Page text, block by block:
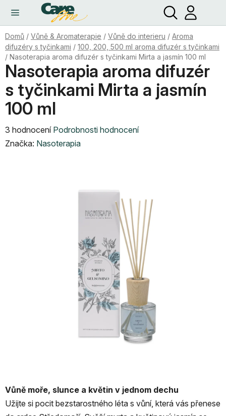
obsah
Hledat
Domů / Vůně & Aromaterapie / Vůně do interieru / Aroma
difuzéry s tyčinkami / 100, 200, 500 ml aroma difuzér s tyčinkami
/ Nasoterapia aroma difuzér s tyčinkami Mirta a jasmín 100 ml
Vůně moře, slunce a květin v jednom dechu
Užijte si pocit bezstarostného léta s vůní, která vás přenese
Nasoterapia aroma difuzér
s tyčinkami Mirta a jasmín
100 ml
Průměrné
hodnocení
3 hodnocení Podrobnosti hodnocení
Značka: Nasoterapia